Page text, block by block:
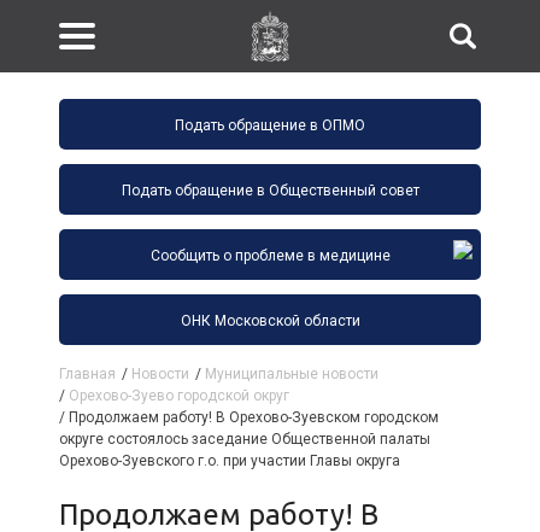
Подать обращение в ОПМО
Подать обращение в Общественный совет
Сообщить о проблеме в медицине
ОНК Московской области
Главная / Новости / Муниципальные новости
/ Орехово-Зуево городской округ
/ Продолжаем работу! В Орехово-Зуевском городском
округе состоялось заседание Общественной палаты
Орехово-Зуевского г.о. при участии Главы округа
Продолжаем работу! В